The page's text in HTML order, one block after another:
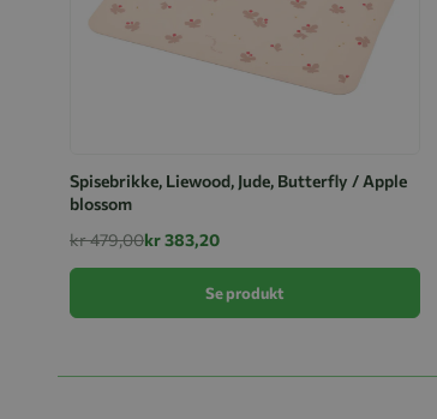
Spisebrikke, Liewood, Jude, Butterfly / Apple
blossom
kr 479,00kr 383,20
Se produkt